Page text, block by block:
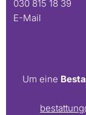
030 815 18 39
E-Mail
Um eine